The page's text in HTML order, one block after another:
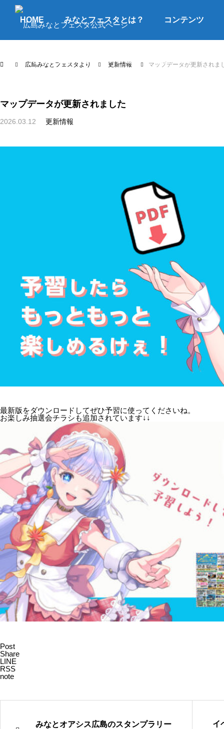
HOME みなとフェスタとは？ コンテンツ
よくあるご質問 アクセス お問合せ
広島みなとフェスタより 更新情報 マップデータが更新されま
マップデータが更新されました
2026.03.12 更新情報
最新版をダウンロードしてぜひ予習に使ってくださいね。
お楽しみ抽選会チラシも追加されています↓↓
Post
Share
LINE
RSS
note
みなとオアシス広島のスタンプラリー
イ